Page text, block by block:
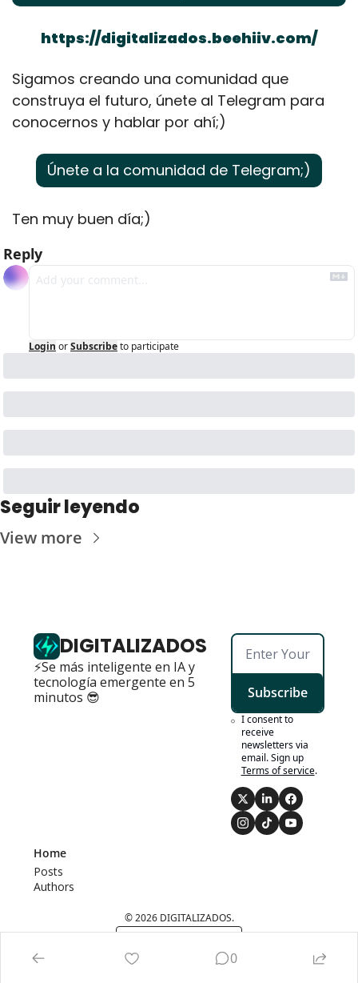
https://digitalizados.beehiiv.com/
Sigamos creando una comunidad que
construya el futuro, únete al Telegram para
conocernos y hablar por ahí;)
Únete a la comunidad de Telegram;)
Ten muy buen día;)
Reply
Login orSubscribeto participate
Seguir leyendo
View more
DIGITALIZADOS
⚡Se más inteligente en IA y
tecnología emergente en 5
minutos 😎
Subscribe
I consent to
receive
newsletters via
email. Sign up
Terms of service.
Home
Posts
Authors
© 2026 DIGITALIZADOS.
0